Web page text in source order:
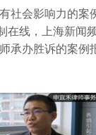
社会影响力的案
在线，上海新闻
承办胜诉的案例